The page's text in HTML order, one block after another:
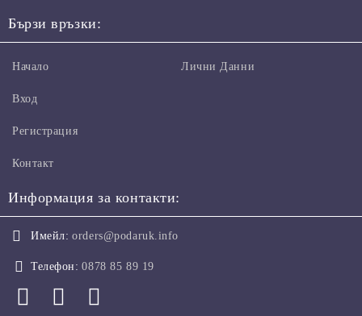
Бързи връзки:
Начало
Вход
Регистрация
Контакт
Лични Данни
Информация за контакти:
Имейл: orders@podaruk.info
Телефон: 0878 85 89 19